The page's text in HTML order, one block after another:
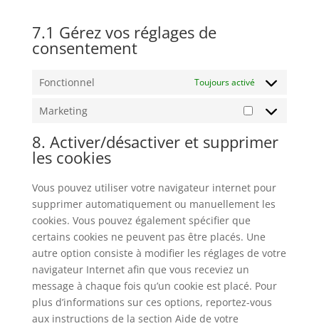
7.1 Gérez vos réglages de
consentement
Fonctionnel Toujours activé
Marketing
Marketing
8. Activer/désactiver et supprimer
les cookies
Vous pouvez utiliser votre navigateur internet pour
supprimer automatiquement ou manuellement les
cookies. Vous pouvez également spécifier que
certains cookies ne peuvent pas être placés. Une
autre option consiste à modifier les réglages de votre
navigateur Internet afin que vous receviez un
message à chaque fois qu’un cookie est placé. Pour
plus d’informations sur ces options, reportez-vous
aux instructions de la section Aide de votre